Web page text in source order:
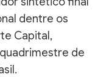
dentre os
Capital,
de